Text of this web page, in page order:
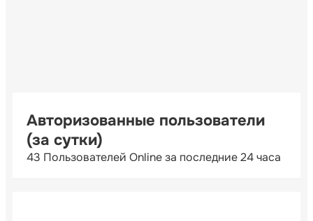
Авторизованные пользователи
(за сутки)
43 Пользователей Online за последние 24 часа